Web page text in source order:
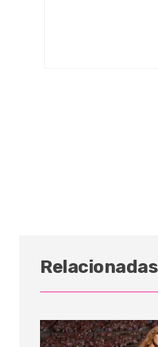
Relacionadas